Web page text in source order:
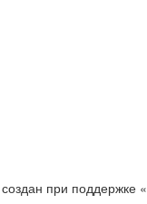
при поддержке «